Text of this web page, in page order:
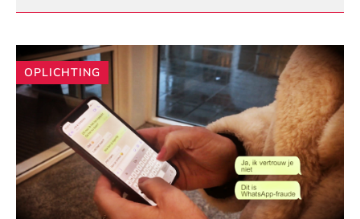
combineert u mantelzorg en werk? Wij
LEES VERDER
OPLICHTING